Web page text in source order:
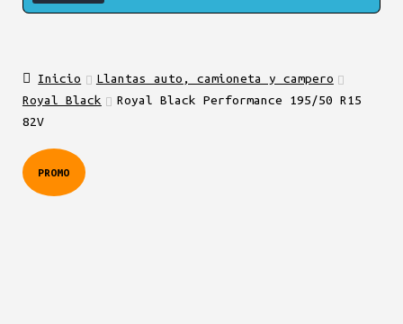
Inicio
Llantas auto, camioneta y campero
Royal Black
Royal Black Performance 195/50 R15
82V
PROMO